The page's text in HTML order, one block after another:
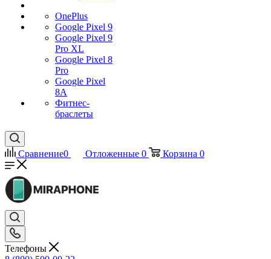
OnePlus
Google Pixel 9
Google Pixel 9
Pro XL
Google Pixel 8
Pro
Google Pixel
8A
Фитнес-
браслеты
Сравнение0 Отложенные 0 Корзина 0
Телефоны